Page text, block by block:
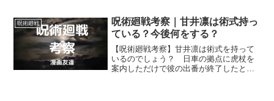
呪術廻戦
呪術廻戦考察｜甘井凛は術式持っ
ている？今後何をする？
【呪術廻戦考察】甘井凛は術式を持って
いるのでしょう？ 日車の拠点に虎杖を
案内しただけで彼の出番が終了したとは